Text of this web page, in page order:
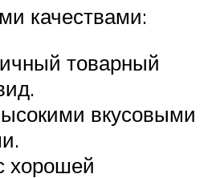
качествами:
товарный
вкусовыми
хорошей